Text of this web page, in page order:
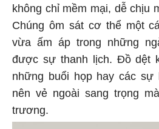
không chỉ mềm mại, dễ chịu
Chúng ôm sát cơ thể một
vừa ấm áp trong những
được sự thanh lịch. Đồ dệt
những buổi họp hay các sự
nên vẻ ngoài sang trọng
trương.